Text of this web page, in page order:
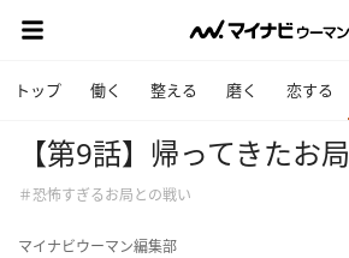
トップ 働く 整える 磨く 恋する
【第9話】帰ってきたお局
＃恐怖すぎるお局との戦い
マイナビウーマン編集部